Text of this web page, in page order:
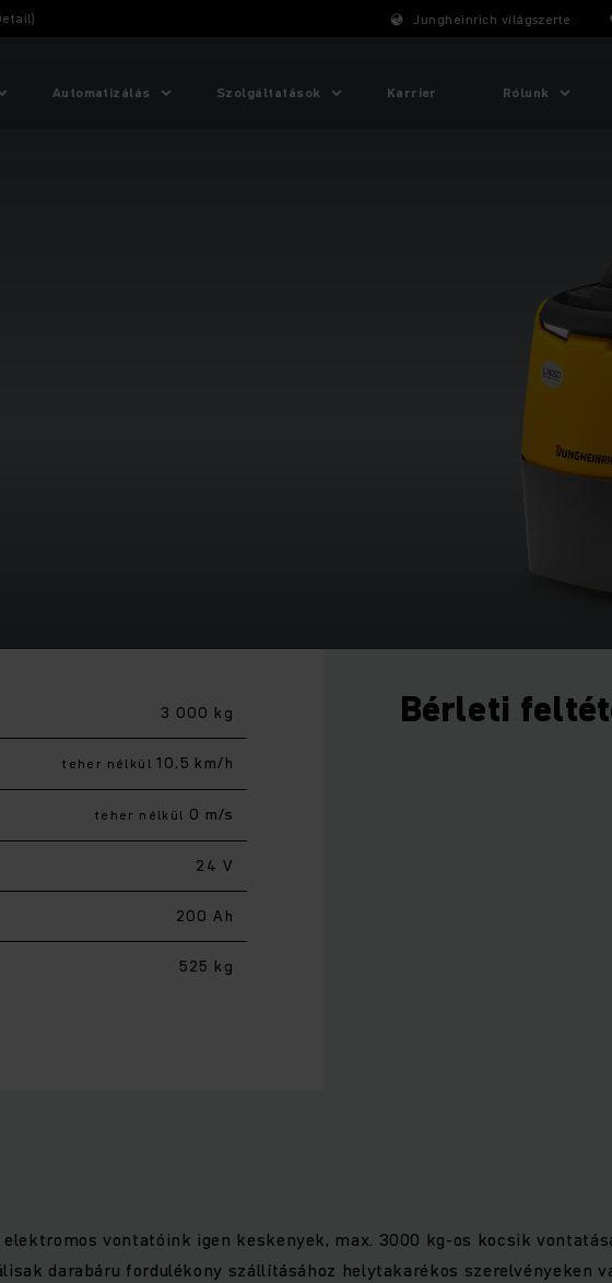
Jungheinrich világszerte
Automatizálás Szolgáltatások Karrier Rólunk
3 000 kg
teher nélkül 10,5 km/h
teher nélkül 0 m/s
24 V
200 Ah
525 kg
Bérleti
vontatóink igen keskenyek, max. 3000 kg-os kocsik
darabáru fordulékony szállításához helytakarékos szerelvényeken